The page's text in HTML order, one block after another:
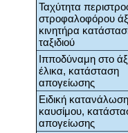
Ταχύτητα
στροφαλοφόρου
κινητήρα
ταξιδιού
Ιπποδύναμη στο
έλικα, κατάσταση
απογείωσης
Ειδική κατανάλωση
καυσίμου,
απογείωσης